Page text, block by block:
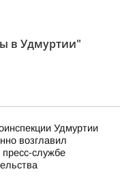
в Удмуртии"
Удмуртии
возглавил
службе